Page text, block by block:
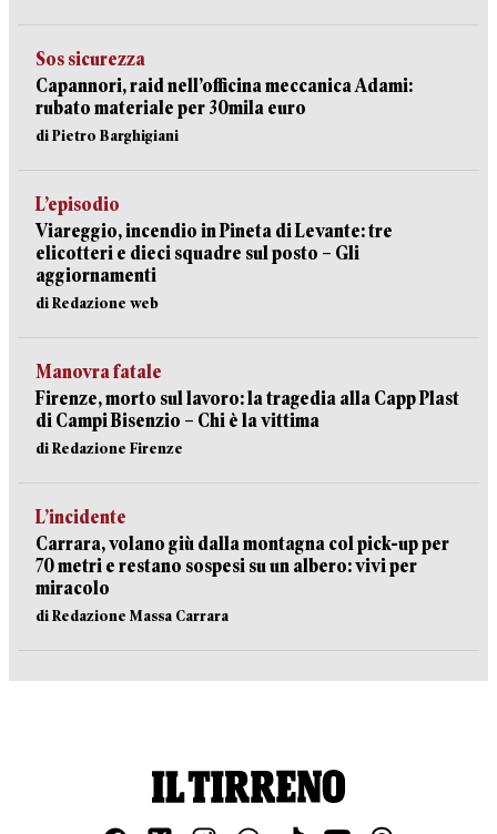
Sos sicurezza
Capannori, raid nell’officina meccanica Adami:
rubato materiale per 30mila euro
di Pietro Barghigiani
L’episodio
Viareggio, incendio in Pineta di Levante: tre
elicotteri e dieci squadre sul posto – Gli
aggiornamenti
di Redazione web
Manovra fatale
Firenze, morto sul lavoro: la tragedia alla Capp Plast
di Campi Bisenzio – Chi è la vittima
di Redazione Firenze
L’incidente
Carrara, volano giù dalla montagna col pick-up per
70 metri e restano sospesi su un albero: vivi per
miracolo
di Redazione Massa Carrara